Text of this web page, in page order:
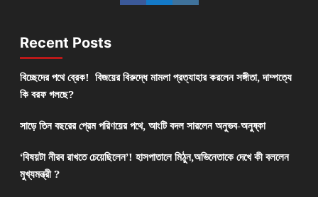
Recent Posts
বিচ্ছেদের পথে ব্রেক! বিজয়ের বিরুদ্ধে মামলা প্রত্যাহার করলেন সঙ্গীতা, দাম্পত্যে
কি বরফ গলছে?
সাড়ে তিন বছরের প্রেম পরিণয়ের পথে, আংটি বদল সারলেন অনুভব-অনুষ্কা
‘বিষয়টা নীরব রাখতে চেয়েছিলেন’! হাসপাতালে মিঠুন,অভিনেতাকে দেখে কী বললেন
মুখ্যমন্ত্রী ?